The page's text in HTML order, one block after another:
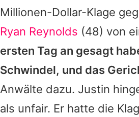
Millionen-Dollar-Klage
Ryan Reynolds (48) von
ersten Tag an gesagt
Schwindel, und das
Anwälte dazu. Justin
als unfair. Er hatte die